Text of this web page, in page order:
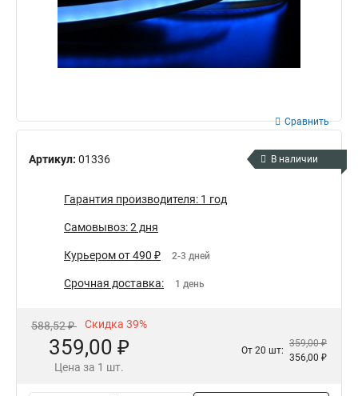
Артикул: 01336
Сравнить
В наличии
Гарантия производителя: 1 год
Самовывоз: 2 дня
Курьером от 490 ₽ 2-3 дней
Срочная доставка: 1 день
588,52 ₽ Скидка 39%
359,00 ₽
Цена за 1 шт.
От 20 шт:
359,00 ₽
356,00 ₽